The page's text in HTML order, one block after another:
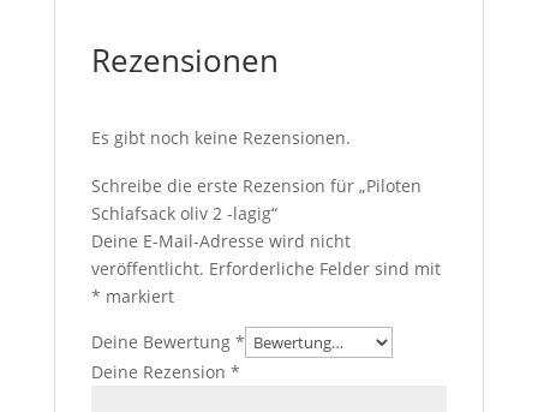
Rezensionen
Es gibt noch keine Rezensionen.
Schreibe die erste Rezension für „Piloten
Schlafsack oliv 2 -lagig“
Deine E-Mail-Adresse wird nicht
veröffentlicht. Erforderliche Felder sind mit
* markiert
Deine Bewertung *
Deine Rezension *